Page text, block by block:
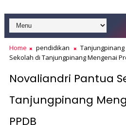
Home pendidikan Tanjungpinang
Sekolah di Tanjungpinang Mengenai
Novaliandri Pantua
Tanjungpinang
PPDB